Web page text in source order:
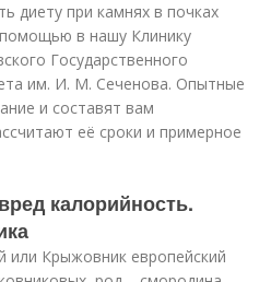
диету при камнях в почках
в нашу Клинику
Государственного
им. И. М. Сеченова. Опытные
и составят вам
её сроки и примерное
калорийность.
Крыжовник европейский